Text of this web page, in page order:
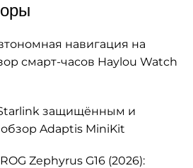
навигация на
смарт-часов Haylou Watch
Starlink защищённым и
Adaptis MiniKit
Zephyrus G16 (2026):